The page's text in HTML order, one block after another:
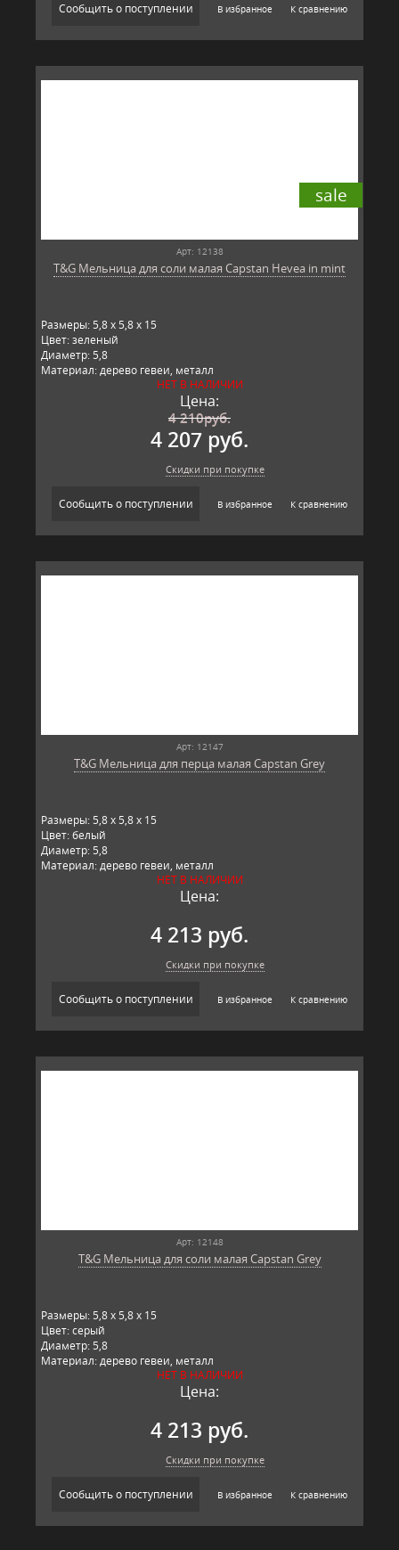
Сообщить о поступлении В избранное К сравнению
sale
Арт: 12138
T&G Мельница для соли малая Capstan Hevea in mint
Размеры: 5,8 x 5,8 x 15
Цвет: зеленый
Диаметр: 5,8
Материал: дерево гевеи, металл
Производитель: T&G, Великобритания
НЕТ В НАЛИЧИИ
Цена:
4 210руб.
4 207 руб.
Скидки при покупке
Сообщить о поступлении В избранное К сравнению
Арт: 12147
T&G Мельница для перца малая Capstan Grey
Размеры: 5,8 x 5,8 x 15
Цвет: белый
Диаметр: 5,8
Материал: дерево гевеи, металл
Производитель: T&G, Великобритания
НЕТ В НАЛИЧИИ
Цена:
4 213 руб.
Скидки при покупке
Сообщить о поступлении В избранное К сравнению
Арт: 12148
T&G Мельница для соли малая Capstan Grey
Размеры: 5,8 x 5,8 x 15
Цвет: серый
Диаметр: 5,8
Материал: дерево гевеи, металл
Производитель: T&G, Великобритания
НЕТ В НАЛИЧИИ
Цена:
4 213 руб.
Скидки при покупке
Сообщить о поступлении В избранное К сравнению